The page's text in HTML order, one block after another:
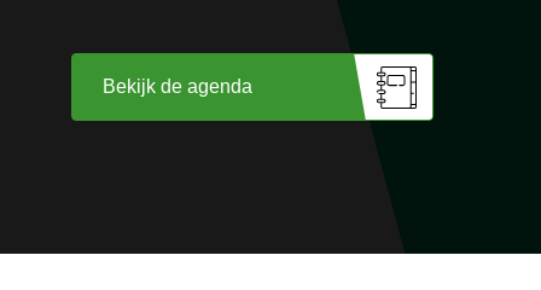
Bekijk de agenda